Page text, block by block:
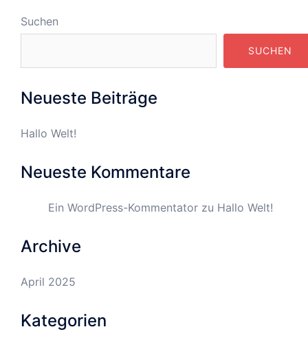
Suchen
SUCHEN
Neueste Beiträge
Hallo Welt!
Neueste Kommentare
Ein WordPress-Kommentator zu Hallo Welt!
Archive
April 2025
Kategorien